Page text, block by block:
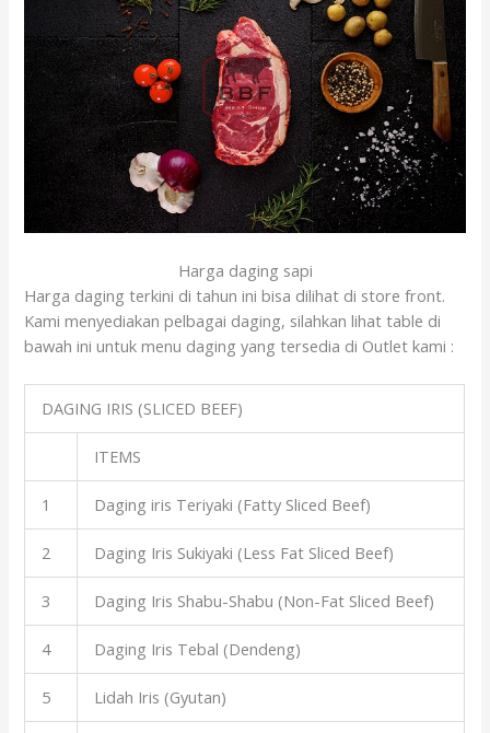
Harga daging sapi
Harga daging terkini di tahun ini bisa dilihat di store front.
Kami menyediakan pelbagai daging, silahkan lihat table di
bawah ini untuk menu daging yang tersedia di Outlet kami :
DAGING IRIS (SLICED BEEF)
ITEMS
1 Daging iris Teriyaki (Fatty Sliced Beef)
2 Daging Iris Sukiyaki (Less Fat Sliced Beef)
3 Daging Iris Shabu-Shabu (Non-Fat Sliced Beef)
4 Daging Iris Tebal (Dendeng)
5 Lidah Iris (Gyutan)